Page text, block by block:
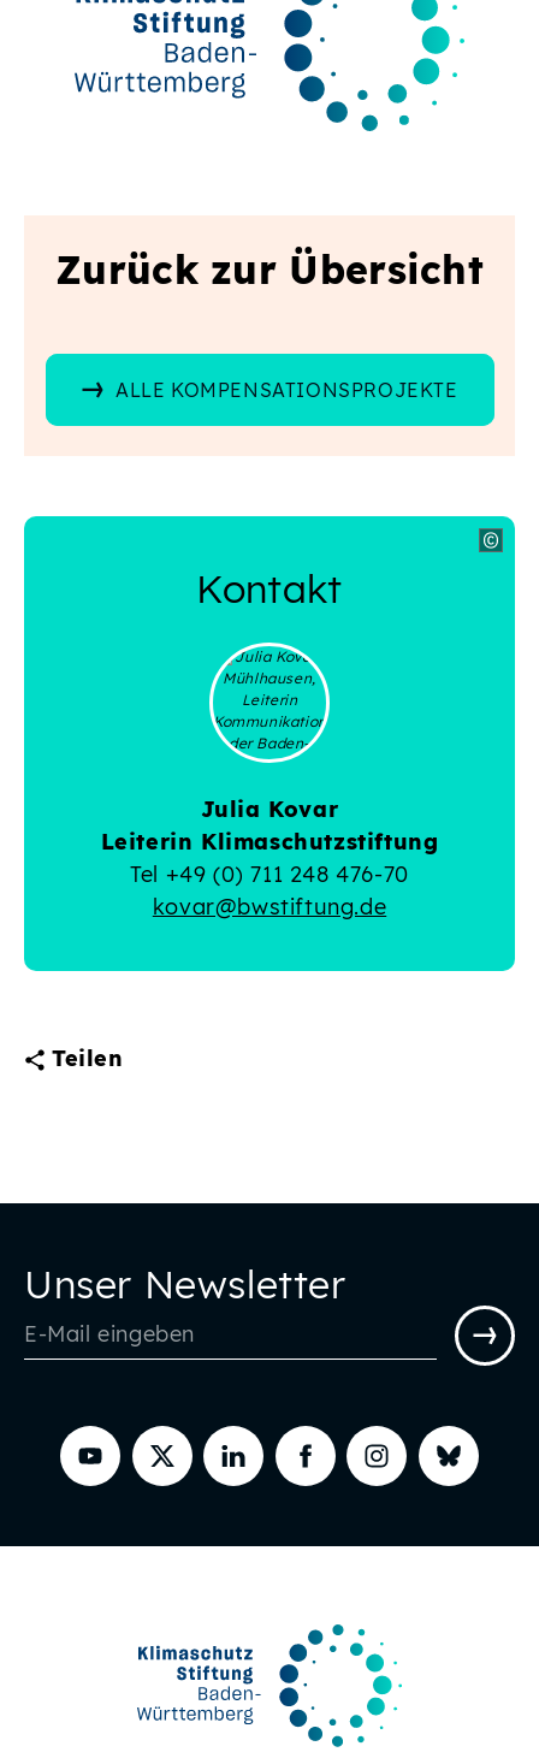
Zurück zur Übersicht
ALLE KOMPENSATIONSPROJEKTE
Kontakt
Julia Kovar
Leiterin Klimaschutzstiftung
Tel +49 (0) 711 248 476-70
kovar@bwstiftung.de
Teilen
Unser Newsletter